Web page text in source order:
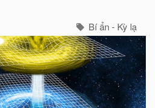
Bí ẩn - Kỳ lạ